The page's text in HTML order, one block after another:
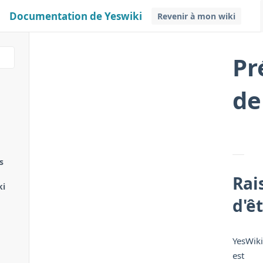
Documentation de Yeswiki Revenir à mon wiki
YesWiki
est